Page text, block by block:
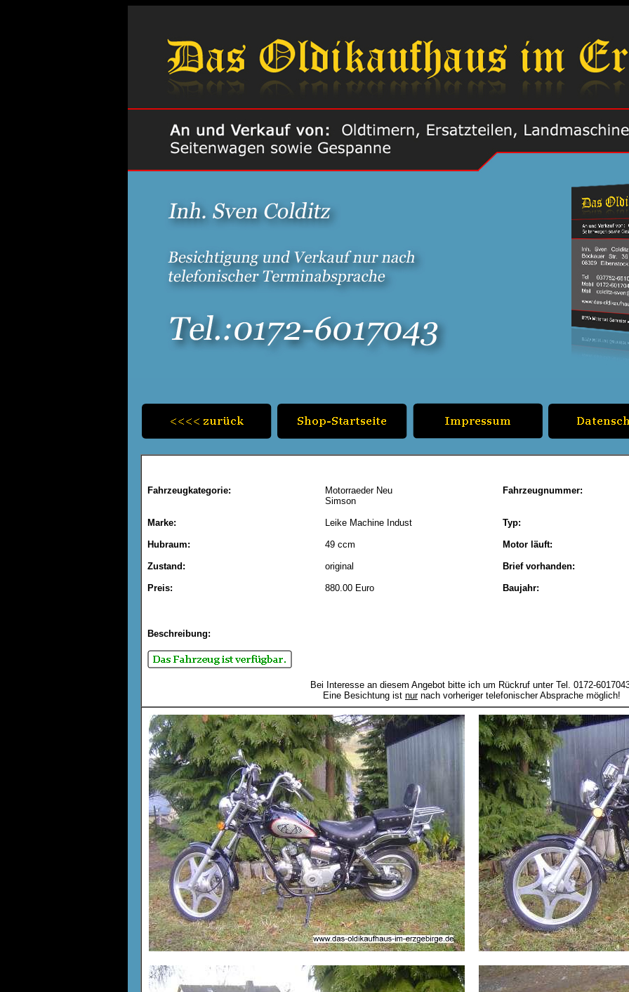
Fahrzeugkategorie:
Motorraeder Neu
Simson
Fahrzeugnummer:
Marke: Leike Machine Indust Typ:
Hubraum: 49 ccm Motor läuft:
Zustand: original Brief vorhanden:
Preis: 880.00 Euro Baujahr:
Beschreibung:
Bei Interesse an diesem Angebot bitte ich um Rückruf unter Tel. 0172-
Eine Besichtung ist nurnach vorheriger telefonischer Absprache möglich!